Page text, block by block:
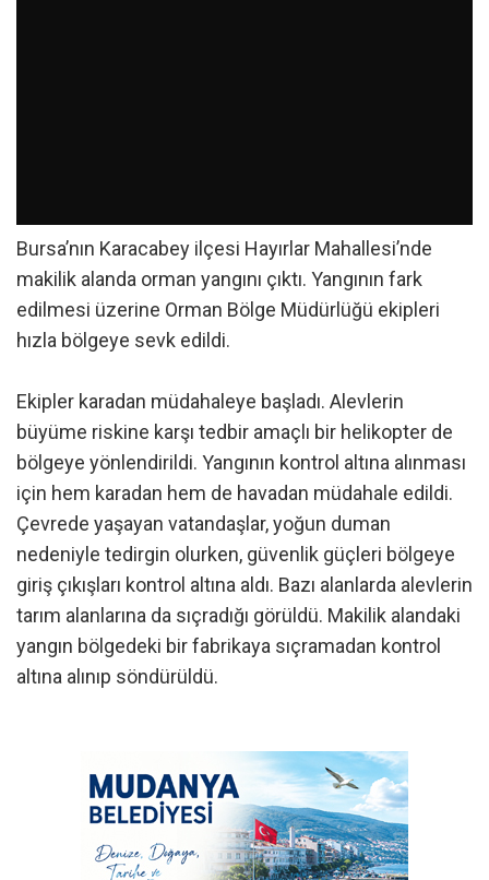
Bursa’nın Karacabey ilçesi Hayırlar Mahallesi’nde
makilik alanda orman yangını çıktı. Yangının fark
edilmesi üzerine Orman Bölge Müdürlüğü ekipleri
hızla bölgeye sevk edildi.
Ekipler karadan müdahaleye başladı. Alevlerin
büyüme riskine karşı tedbir amaçlı bir helikopter de
bölgeye yönlendirildi. Yangının kontrol altına alınması
için hem karadan hem de havadan müdahale edildi.
Çevrede yaşayan vatandaşlar, yoğun duman
nedeniyle tedirgin olurken, güvenlik güçleri bölgeye
giriş çıkışları kontrol altına aldı. Bazı alanlarda alevlerin
tarım alanlarına da sıçradığı görüldü. Makilik alandaki
yangın bölgedeki bir fabrikaya sıçramadan kontrol
altına alınıp söndürüldü.